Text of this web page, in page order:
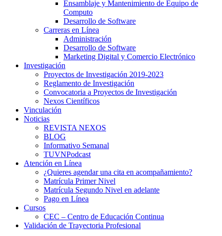
Ensamblaje y Mantenimiento de Equipo de
Computo
Desarrollo de Software
Carreras en Línea
Administración
Desarrollo de Software
Marketing Digital y Comercio Electrónico
Investigación
Proyectos de Investigación 2019-2023
Reglamento de Investigación
Convocatoria a Proyectos de Investigación
Nexos Científicos
Vinculación
Noticias
REVISTA NEXOS
BLOG
Informativo Semanal
TUVNPodcast
Atención en Línea
¿Quieres agendar una cita en acompañamiento?
Matrícula Primer Nivel
Matrícula Segundo Nivel en adelante
Pago en Línea
Cursos
CEC – Centro de Educación Continua
Validación de Trayectoria Profesional